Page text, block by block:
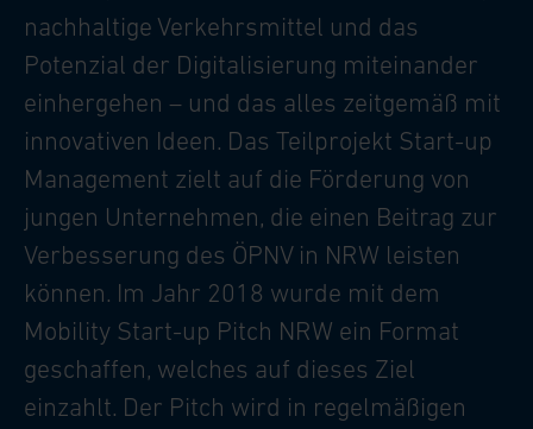
nachhaltige Verkehrsmittel und das
Potenzial der Digitalisierung miteinander
einhergehen – und das alles zeitgemäß mit
innovativen Ideen. Das Teilprojekt Start-up
Management zielt auf die Förderung von
jungen Unternehmen, die einen Beitrag zur
Verbesserung des ÖPNV in NRW leisten
können. Im Jahr 2018 wurde mit dem
Mobility Start-up Pitch NRW ein Format
geschaffen, welches auf dieses Ziel
einzahlt. Der Pitch wird in regelmäßigen